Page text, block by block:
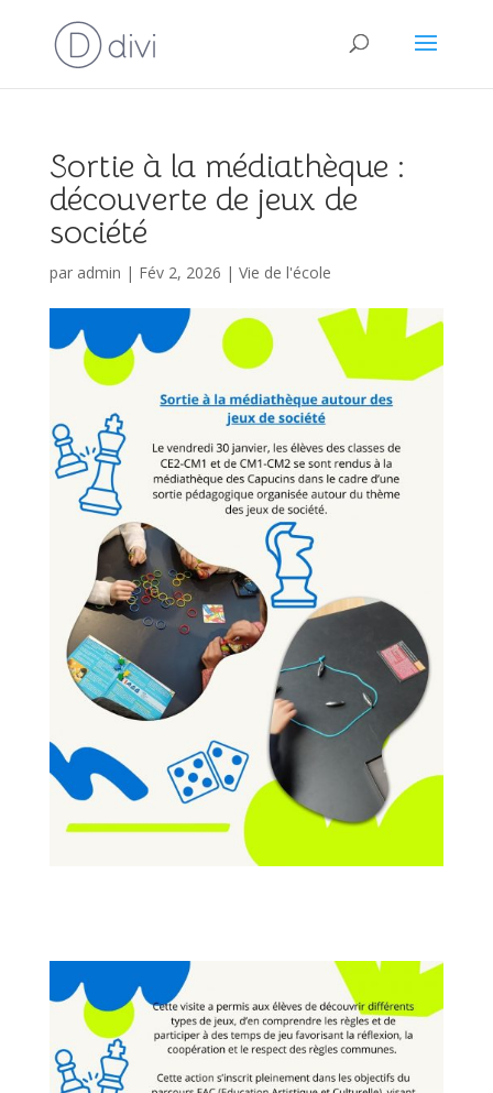
Sortie à la médiathèque :
découverte de jeux de
société
par admin | Fév 2, 2026 | Vie de l'école